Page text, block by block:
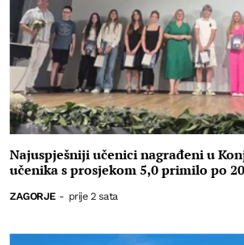
Najuspješniji učenici nagrađeni u
učenika s prosjekom 5,0 primilo po
ZAGORJE - prije 2 sata